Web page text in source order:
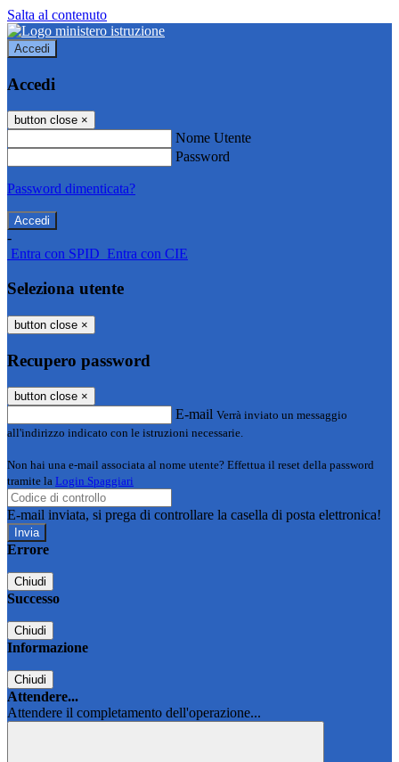
Salta al contenuto
Accedi
Accedi
button close ×
Nome Utente
Password
Password dimenticata?
-
Entra con SPID Entra con CIE
Seleziona utente
button close ×
Recupero password
button close ×
E-mail Verrà inviato un messaggio
all'indirizzo indicato con le istruzioni necessarie.
Non hai una e-mail associata al nome utente? Effettua il reset della password
tramite la Login Spaggiari
E-mail inviata, si prega di controllare la casella di posta elettronica!
Errore
Chiudi
Successo
Chiudi
Informazione
Chiudi
Attendere...
Attendere il completamento dell'operazione...